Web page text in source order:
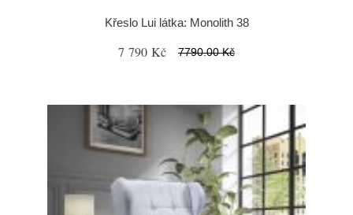
Křeslo Lui látka: Monolith 38
7 790 Kč 7790.00 Kč